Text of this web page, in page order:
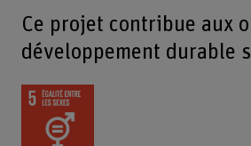
Ce projet contribue aux
développement durable